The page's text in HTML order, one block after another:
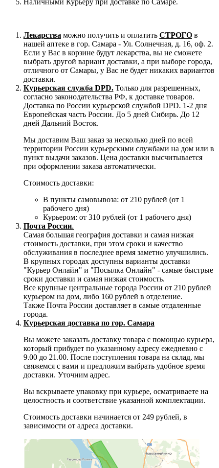
Лекарства можно получить и оплатить СТРОГО в
нашей аптеке в гор. Самара - Ул. Солнечная, д. 16, оф. 2.
Если у Вас в корзине будут лекарства, вы не сможете
выбрать другой вариант доставки, а при выборе города,
отличного от Самары, у Вас не будет никаких вариантов
доставки.
Курьерская служба DPD. Только для разрешенных,
согласно законодательства РФ, к доставке товаров.
Доставка по России курьерской службой DPD. 1-2 дня
Европейская часть России. До 5 дней Сибирь. До 12
дней Дальний Восток.
Мы доставим Ваш заказ за несколько дней по всей
территории России курьерскими службами на дом или в
пункт выдачи заказов. Цена доставки высчитывается
при оформлении заказа автоматически.
Стоимость доставки:
В пункты самовывоза: от 210 рублей (от 1
рабочего дня)
Курьером: от 310 рублей (от 1 рабочего дня)
Почта России.
Самая большая география доставки и самая низкая
стоимость доставки, при этом сроки и качество
обслуживания в последнее время заметно улучшились.
В крупных городах доступны варианты доставки
"Курьер Онлайн" и "Посылка Онлайн" - самые быстрые
сроки доставки и самая низкая стоимость.
Все крупные центральные города России от 210 рублей
курьером на дом, либо 160 рублей в отделение.
Также Почта России доставляет в самые отдаленные
города.
Курьерская доставка по гор. Самара
Вы можете заказать доставку товара с помощью курьера,
который прибудет по указанному адресу ежедневно с
9.00 до 21.00. После поступления товара на склад, мы
свяжемся с вами и предложим выбрать удобное время
доставки. Уточним адрес.
Вы вскрываете упаковку при курьере, осматриваете на
целостность и соответствие указанной комплектации.
Стоимость доставки начинается от 249 рублей, в
зависимости от адреса доставки.